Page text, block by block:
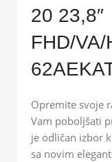
20 23,8″
FHD/VA/
Opremite svoje
Vam poboljšati
je odličan izbor
sa novim